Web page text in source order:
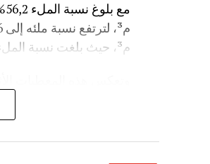
م³، حيث بلغت نسبة الملء 78,6%..”